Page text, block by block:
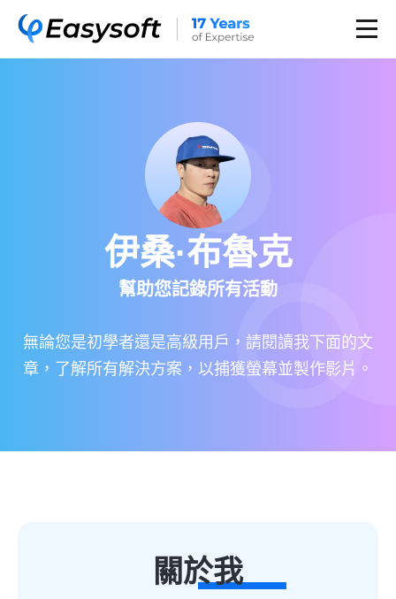
伊桑·布魯克
幫助您記錄所有活動
無論您是初學者還是高級用戶，請閱讀我下面的文
章，了解所有解決方案，以捕獲螢幕並製作影片。
關於我